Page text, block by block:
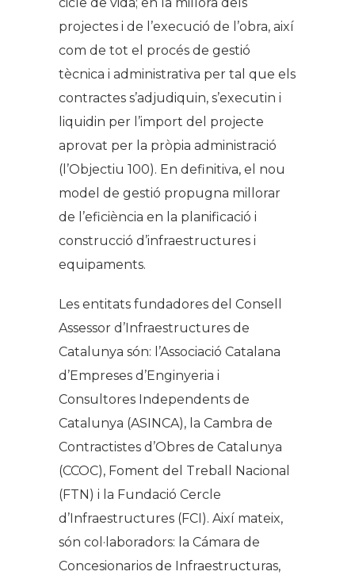
projectes i de l’execució de l’obra, així
com de tot el procés de gestió
tècnica i administrativa per tal que els
contractes s’adjudiquin, s’executin i
liquidin per l’import del projecte
aprovat per la pròpia administració
(l’Objectiu 100). En definitiva, el nou
model de gestió propugna millorar
de l’eficiència en la planificació i
construcció d’infraestructures i
equipaments.
Les entitats fundadores del Consell
Assessor d’Infraestructures de
Catalunya són: l’Associació Catalana
d’Empreses d’Enginyeria i
Consultores Independents de
Catalunya (ASINCA), la Cambra de
Contractistes d’Obres de Catalunya
(CCOC), Foment del Treball Nacional
(FTN) i la Fundació Cercle
d’Infraestructures (FCI). Així mateix,
són col·laboradors: la Cámara de
Concesionarios de Infraestructuras,